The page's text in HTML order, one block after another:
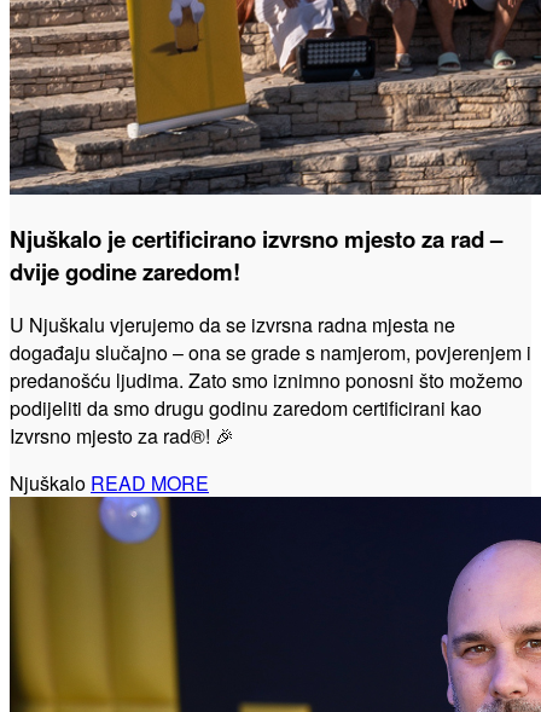
Njuškalo je certificirano izvrsno mjesto za rad –
dvije godine zaredom!
U Njuškalu vjerujemo da se izvrsna radna mjesta ne
događaju slučajno – ona se grade s namjerom, povjerenjem i
predanošću ljudima. Zato smo iznimno ponosni što možemo
podijeliti da smo drugu godinu zaredom certificirani kao
Izvrsno mjesto za rad®! 🎉
Njuškalo READ MORE